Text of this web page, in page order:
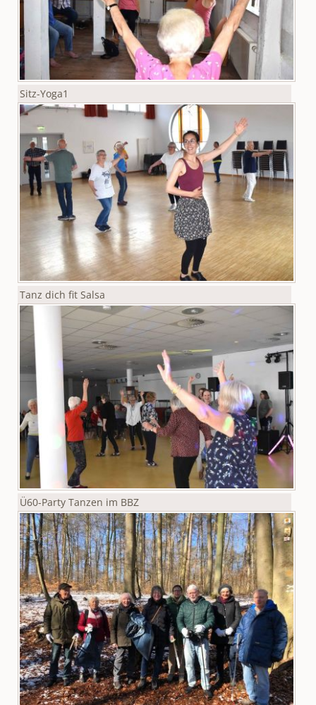
Sitz-Yoga1
Tanz dich fit Salsa
Ü60-Party Tanzen im BBZ